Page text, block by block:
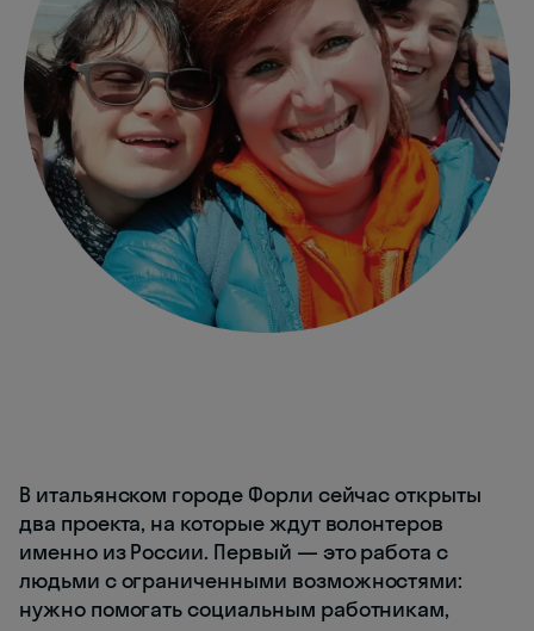
В итальянском городе Форли сейчас открыты
два проекта, на которые ждут волонтеров
именно из России. Первый — это работа с
людьми с ограниченными возможностями:
нужно помогать социальным работникам,